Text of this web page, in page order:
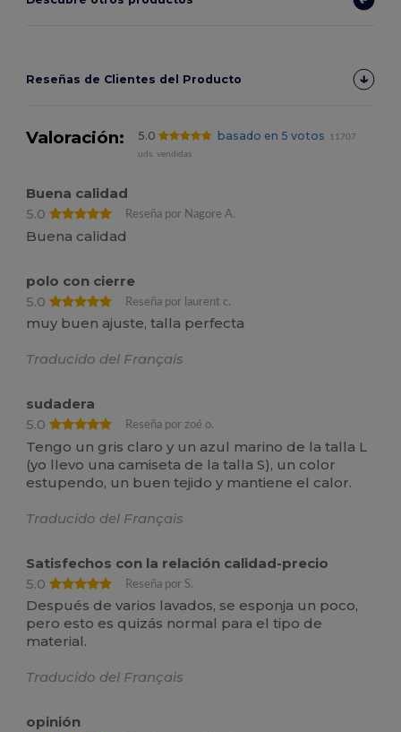
Reseñas de Clientes del Producto
Valoración: 5.0 basado en 5 votos
11707
uds. vendidas
Buena calidad
5.0
Reseña por Nagore A.
Buena calidad
polo con cierre
5.0
Reseña por laurent c.
muy buen ajuste, talla perfecta
Traducido del Français
sudadera
5.0
Reseña por zoé o.
Tengo un gris claro y un azul marino de la talla L
(yo llevo una camiseta de la talla S), un color
estupendo, un buen tejido y mantiene el calor.
Traducido del Français
Satisfechos con la relación calidad-precio
5.0
Reseña por S.
Después de varios lavados, se esponja un poco,
pero esto es quizás normal para el tipo de
material.
Traducido del Français
opinión